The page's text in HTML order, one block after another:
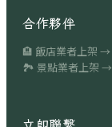
合作夥伴
🏨 飯店業者上架 →
🏞 景點業者上架 →